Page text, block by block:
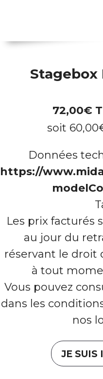
Stagebox
72,00€
soit 60,00
Données
https://
Les prix facturés
au jour du
réservant le droit
à tout
Vous pouvez
dans les
nos
JE SUIS